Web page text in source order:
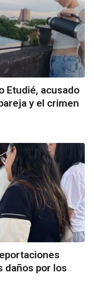
Etudié, acusado
y el crimen
daños por los